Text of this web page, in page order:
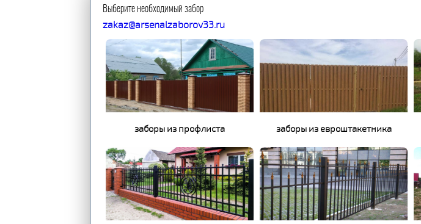
Выберите необходимый забор
zakaz@arsenalzaborov33.ru
заборы из профлиста заборы из евроштакетника